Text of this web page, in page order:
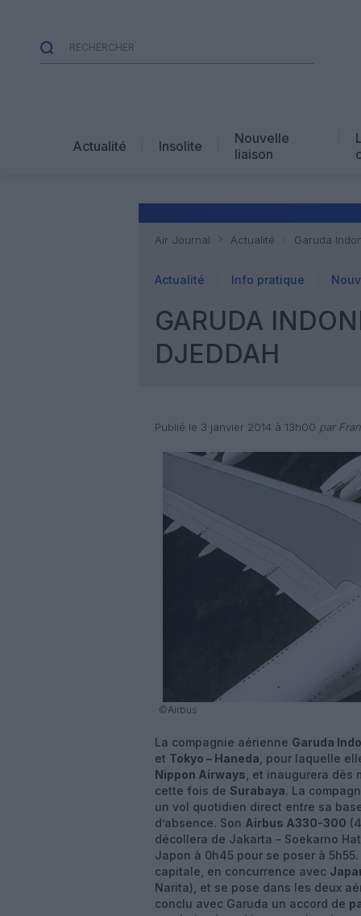
Actualité Insolite
Nouvelle
liaison
Air Journal Actualité Garuda
Actualité Info pratique
GARUDA
DJEDDAH
Publié le 3 janvier 2014 à 13h00 par
©Airbus
La compagnie aérienne Garuda
et Tokyo – Haneda , pour laquelle
Nippon Airways , et inaugurera dès
cette fois de Surabaya. La
un vol quotidien direct entre sa
d’absence. Son Airbus A330-300
décollera de Jakarta – Soekarno
Japon à 0h45 pour se poser à
capitale, en concurrence avec
Narita), et se pose dans les deux
conclu avec Garuda un accord de